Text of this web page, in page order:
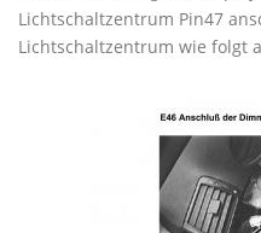
Lichtschaltzentrum Pin47
Lichtschaltzentrum wie folgt